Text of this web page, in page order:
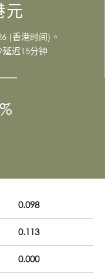
元
(香港时间)。
迟15分钟
0.098
0.113
0.000